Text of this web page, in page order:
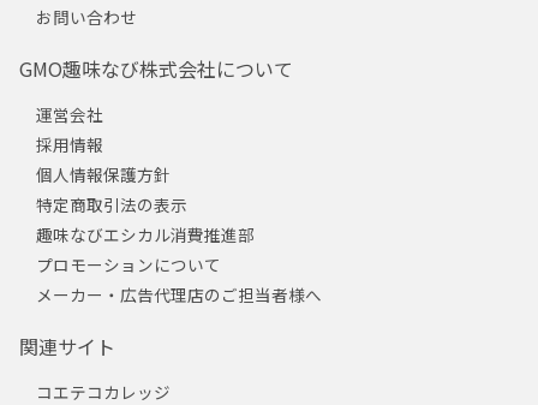
お問い合わせ
GMO趣味なび株式会社について
運営会社
採用情報
個人情報保護方針
特定商取引法の表示
趣味なびエシカル消費推進部
プロモーションについて
メーカー・広告代理店のご担当者様へ
関連サイト
コエテコカレッジ